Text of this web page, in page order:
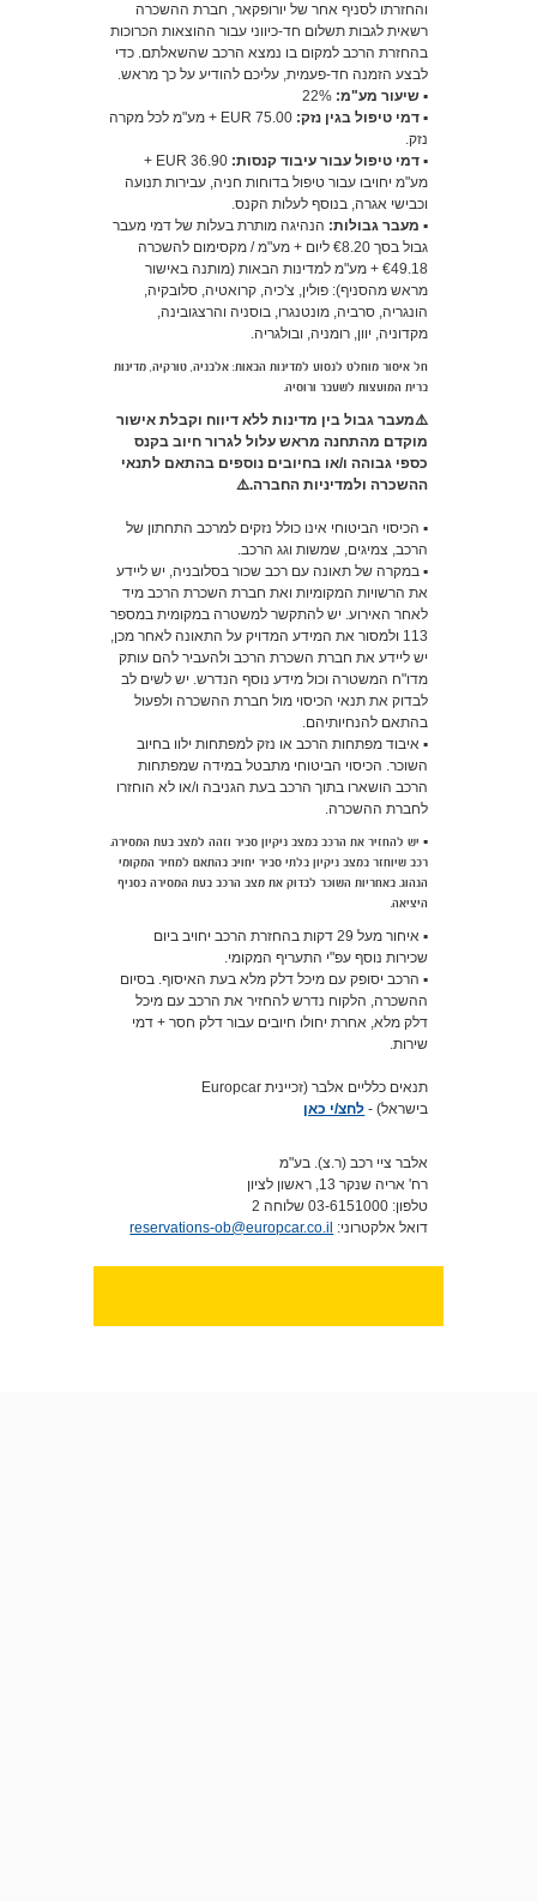
והחזרתו לסניף אחר של יורופקאר, חברת ההשכרה
רשאית לגבות תשלום חד-כיווני עבור ההוצאות הכרוכות
בהחזרת הרכב למקום בו נמצא הרכב שהשאלתם. כדי
לבצע הזמנה חד-פעמית, עליכם להודיע ​​על כך מראש.
▪️ שיעור מע"מ:
▪️ דמי טיפול בגין נזק:
75.00 EUR + מע"מ לכל מקרה
נזק.
▪️ דמי טיפול עבור עיבוד קנסות:
36.90 EUR +
מע"מ יחויבו עבור טיפול בדוחות חניה, עבירות תנועה
וכבישי אגרה, בנוסף לעלות הקנס.
▪️ מעבר גבולות: הנהיגה מותרת בעלות של דמי מעבר
גבול בסך €8.20 ליום + מע"מ / מקסימום להשכרה
€49.18 + מע"מ למדינות הבאות (מותנה באישור
מראש מהסניף): פולין, צ'כיה, קרואטיה, סלובקיה,
הונגריה, סרביה, מונטנגרו, בוסניה והרצגובינה,
מקדוניה, יוון, רומניה, ובולגריה.
חל איסור מוחלט לנסוע למדינות הבאות: אלבניה, טורקיה, מדינות
ברית המועצות לשעבר ורוסיה.
⚠️מעבר גבול בין מדינות ללא דיווח וקבלת אישור
מוקדם מהתחנה מראש עלול לגרור חיוב בקנס
כספי גבוהה ו/או בחיובים נוספים בהתאם לתנאי
ההשכרה ולמדיניות החברה.⚠️
▪️ הכיסוי הביטוחי אינו כולל נזקים למרכב התחתון של
הרכב, צמיגים, שמשות וגג הרכב.
▪️ במקרה של תאונה עם רכב שכור בסלובניה, יש ליידע
את הרשויות המקומיות ואת חברת השכרת הרכב מיד
לאחר האירוע. יש להתקשר למשטרה במקומית במספר
113 ולמסור את המידע המדויק על התאונה לאחר מכן,
יש ליידע את חברת השכרת הרכב ולהעביר להם עותק
מדו"ח המשטרה וכול מידע נוסף הנדרש. יש לשים לב
לבדוק את תנאי הכיסוי מול חברת ההשכרה ולפעול
בהתאם להנחיותיהם.
▪️ איבוד מפתחות הרכב או נזק למפתחות ילוו בחיוב
השוכר. הכיסוי הביטוחי מתבטל במידה שמפתחות
הרכב הושארו בתוך הרכב בעת הגניבה ו/או לא הוחזרו
לחברת ההשכרה.
▪️ יש להחזיר את הרכב במצב ניקיון סביר וזהה למצב בעת המסירה.
רכב שיוחזר במצב ניקיון בלתי סביר יחויב בהתאם למחיר המקומי
הנהוג. באחריות השוכר לבדוק את מצב הרכב בעת המסירה בסניף
היציאה.
▪️ איחור מעל 29 דקות בהחזרת הרכב יחויב ביום
שכירות נוסף עפ"י התעריף המקומי.
▪️ הרכב יסופק עם מיכל דלק מלא בעת האיסוף. בסיום
ההשכרה, הלקוח נדרש להחזיר את הרכב עם מיכל
דלק מלא, אחרת יחולו חיובים עבור דלק חסר + דמי
שירות.
תנאים כלליים אלבר (זכיינית Europcar
בישראל) - לחצ/י כאן
אלבר ציי רכב (ר.צ). בע"מ
רח' אריה שנקר 13, ראשון לציון
טלפון: 03-6151000 שלוחה 2
דואל אלקטרוני: reservations-ob@europcar.co.il